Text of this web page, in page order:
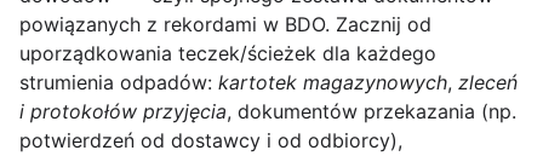
powiązanych z rekordami w BDO. Zacznij od
uporządkowania teczek/ścieżek dla każdego
strumienia odpadów: kartotek magazynowych, zleceń
i protokołów przyjęcia, dokumentów przekazania (np.
potwierdzeń od dostawcy i od odbiorcy),